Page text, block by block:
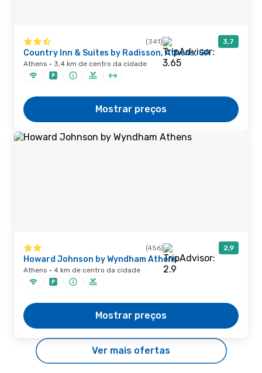
(341) 3,7
Country Inn & Suites by Radisson, Athens, GA
Athens · 3,4 km de centro da cidade
Mostrar preços
(456) 2,9
Howard Johnson by Wyndham Athens
Athens · 4 km de centro da cidade
Mostrar preços
Ver mais ofertas